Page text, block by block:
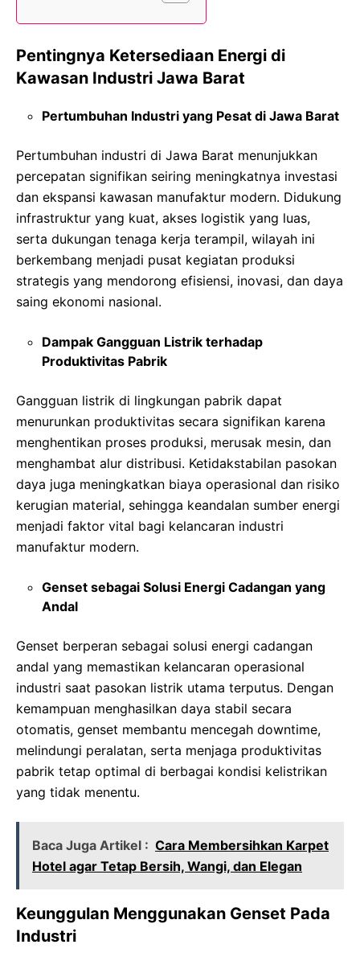
Pentingnya Ketersediaan Energi di
Kawasan Industri Jawa Barat
Pertumbuhan Industri yang Pesat di Jawa Barat
Pertumbuhan industri di Jawa Barat menunjukkan
percepatan signifikan seiring meningkatnya investasi
dan ekspansi kawasan manufaktur modern. Didukung
infrastruktur yang kuat, akses logistik yang luas,
serta dukungan tenaga kerja terampil, wilayah ini
berkembang menjadi pusat kegiatan produksi
strategis yang mendorong efisiensi, inovasi, dan daya
saing ekonomi nasional.
Dampak Gangguan Listrik terhadap
Produktivitas Pabrik
Gangguan listrik di lingkungan pabrik dapat
menurunkan produktivitas secara signifikan karena
menghentikan proses produksi, merusak mesin, dan
menghambat alur distribusi. Ketidakstabilan pasokan
daya juga meningkatkan biaya operasional dan risiko
kerugian material, sehingga keandalan sumber energi
menjadi faktor vital bagi kelancaran industri
manufaktur modern.
Genset sebagai Solusi Energi Cadangan yang
Andal
Genset berperan sebagai solusi energi cadangan
andal yang memastikan kelancaran operasional
industri saat pasokan listrik utama terputus. Dengan
kemampuan menghasilkan daya stabil secara
otomatis, genset membantu mencegah downtime,
melindungi peralatan, serta menjaga produktivitas
pabrik tetap optimal di berbagai kondisi kelistrikan
yang tidak menentu.
Baca Juga Artikel : Cara Membersihkan Karpet
Hotel agar Tetap Bersih, Wangi, dan Elegan
Keunggulan Menggunakan Genset Pada
Industri